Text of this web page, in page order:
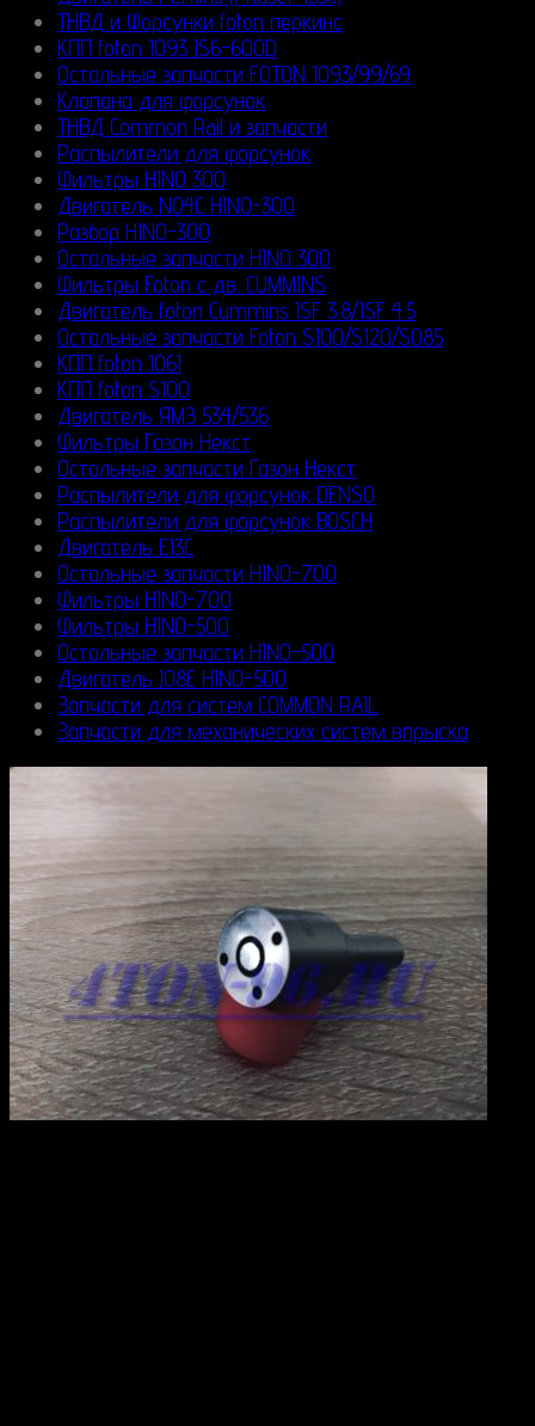
ТНВД и Форсунки foton перкинс
КПП foton 1093 JS6-600D
Остальные запчасти FOTON 1093/99/69
Клапана для форсунок
ТНВД Common Rail и запчасти
Распылители для форсунок
Фильтры HINO 300
Двигатель N04C HINO-300
Разбор HINO-300
Остальные запчасти HINO 300
Фильтры Foton с дв. CUMMINS
Двигатель foton Cummins ISF 3.8/ISF 4.5
Остальные запчасти Foton S100/S120/S085
КПП foton 1061
КПП foton S100
Двигатель ЯМЗ 534/536
Фильтры Газон Некст
Остальные запчасти Газон Некст
Распылители для форсунок DENSO
Распылители для форсунок BOSCH
Двигатель E13C
Остальные запчасти HINO-700
Фильтры HINO-700
Фильтры HINO-500
Остальные запчасти HINO-500
Двигатель J08E HINO-500
Запчасти для систем COMMON RAIL
Запчасти для механических систем впрыска